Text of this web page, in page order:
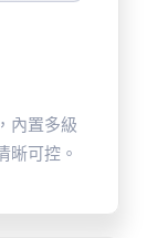
內置多級
晰可控。